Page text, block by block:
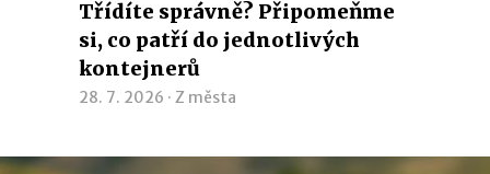
Třídíte správně? Připomeňme
si, co patří do jednotlivých
kontejnerů
28. 7. 2026 · Z města